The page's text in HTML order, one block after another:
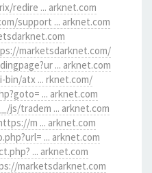
redire ... arknet.com
support ... arknet.com
marketsdarknet.com/
... arknet.com
bin/atx ... rknet.com/
... arknet.com
js/tradem ... arknet.com
m ... arknet.com
... arknet.com
... arknet.com
marketsdarknet.com